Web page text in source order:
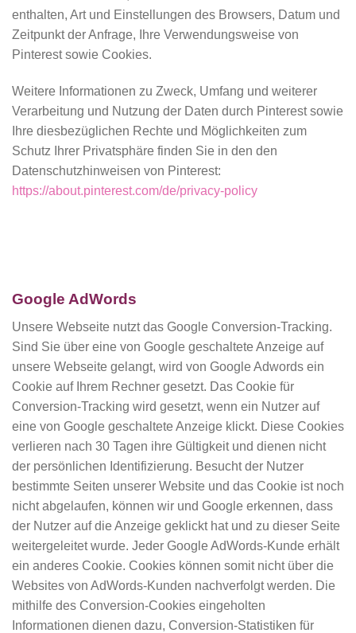
enthalten, Art und Einstellungen des Browsers, Datum und
Zeitpunkt der Anfrage, Ihre Verwendungsweise von
Pinterest sowie Cookies.
Weitere Informationen zu Zweck, Umfang und weiterer
Verarbeitung und Nutzung der Daten durch Pinterest sowie
Ihre diesbezüglichen Rechte und Möglichkeiten zum
Schutz Ihrer Privatsphäre finden Sie in den den
Datenschutzhinweisen von Pinterest:
https://about.pinterest.com/de/privacy-policy
Google AdWords
Unsere Webseite nutzt das Google Conversion-Tracking.
Sind Sie über eine von Google geschaltete Anzeige auf
unsere Webseite gelangt, wird von Google Adwords ein
Cookie auf Ihrem Rechner gesetzt. Das Cookie für
Conversion-Tracking wird gesetzt, wenn ein Nutzer auf
eine von Google geschaltete Anzeige klickt. Diese Cookies
verlieren nach 30 Tagen ihre Gültigkeit und dienen nicht
der persönlichen Identifizierung. Besucht der Nutzer
bestimmte Seiten unserer Website und das Cookie ist noch
nicht abgelaufen, können wir und Google erkennen, dass
der Nutzer auf die Anzeige geklickt hat und zu dieser Seite
weitergeleitet wurde. Jeder Google AdWords-Kunde erhält
ein anderes Cookie. Cookies können somit nicht über die
Websites von AdWords-Kunden nachverfolgt werden. Die
mithilfe des Conversion-Cookies eingeholten
Informationen dienen dazu, Conversion-Statistiken für